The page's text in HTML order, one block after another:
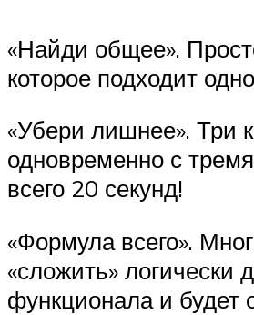
«Найди общее».
которое подходит
«Убери лишнее». Три
одновременно с
всего 20 секунд!
«Формула всего».
«сложить» логически
функционала и будет